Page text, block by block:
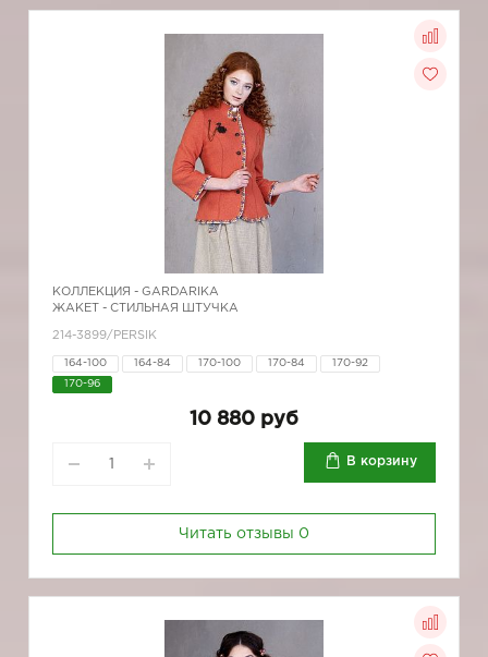
КОЛЛЕКЦИЯ - GARDARIKA
ЖАКЕТ - СТИЛЬНАЯ ШТУЧКА
214-3899/PERSIK
164-100 164-84 170-100 170-84 170-92
170-96
10 880 руб
В корзину
Читать отзывы 0